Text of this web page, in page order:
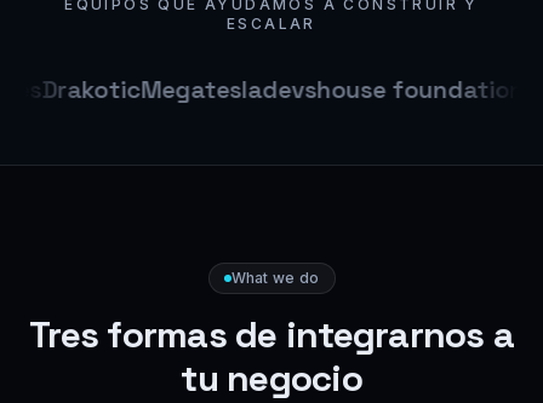
EQUIPOS QUE AYUDAMOS A CONSTRUIR Y
ESCALAR
DrakoticMegatesladevshouse foundation
What we do
Tres formas de integrarnos a
tu negocio